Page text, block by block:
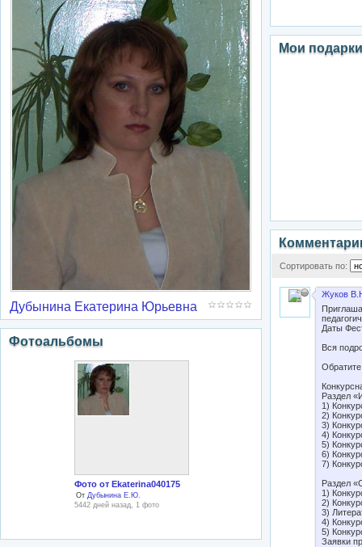
Дубынина Екатерина Юрьевна
Фотоальбомы
Фото от Ekaterina040175
От Дубынина Е.Ю.
5442 дней назад, 1 фото
Мои подарки
Сортировать по:
Жуков
Даты
Вся
Раздел
1)
2)
3)
4)
5)
6)
7)
Раздел
1)
2)
3)
4)
5)
Заявки